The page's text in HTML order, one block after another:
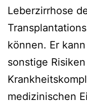
Leberzirrhose
können. Er
sonstige
medizinischen